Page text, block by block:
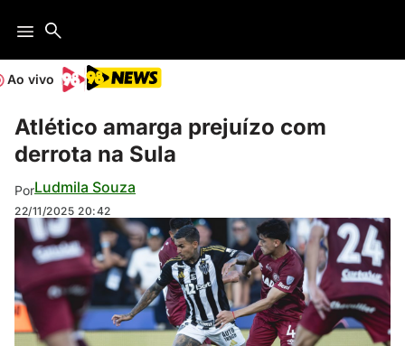
Ao vivo
Atlético amarga prejuízo com
derrota na Sula
PorLudmila Souza
22/11/2025 20:42